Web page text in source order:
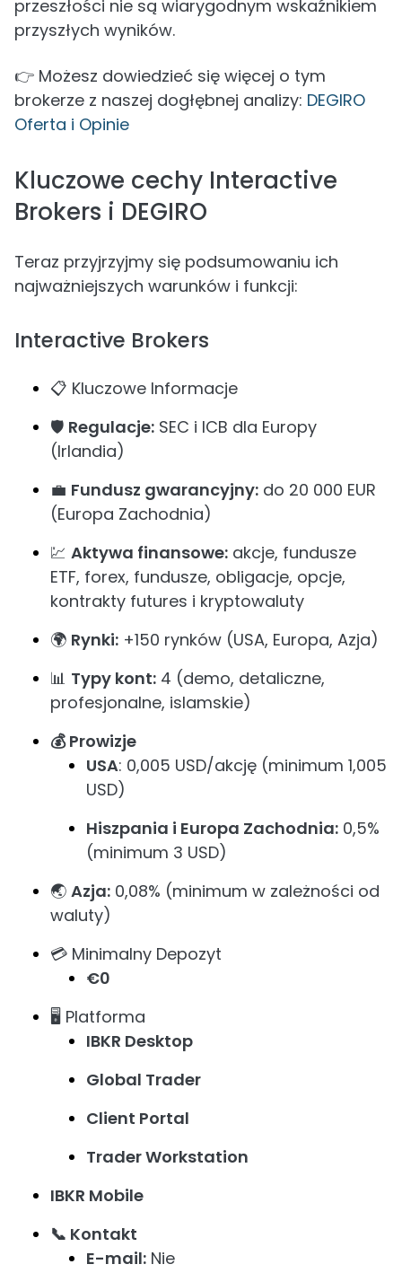
przeszłości nie są wiarygodnym wskaźnikiem
przyszłych wyników.
👉 Możesz dowiedzieć się więcej o tym
brokerze z naszej dogłębnej analizy: DEGIRO
Oferta i Opinie
Kluczowe cechy Interactive
Brokers i DEGIRO
Teraz przyjrzyjmy się podsumowaniu ich
najważniejszych warunków i funkcji:
Interactive Brokers
📋 Kluczowe Informacje
🛡️ Regulacje: SEC i ICB dla Europy
(Irlandia)
💼 Fundusz gwarancyjny: do 20 000 EUR
(Europa Zachodnia)
💹 Aktywa finansowe: akcje, fundusze
ETF, forex, fundusze, obligacje, opcje,
kontrakty futures i kryptowaluty
🌍 Rynki: +150 rynków (USA, Europa, Azja)
📊 Typy kont: 4 (demo, detaliczne,
profesjonalne, islamskie)
💰 Prowizje
USA: 0,005 USD/akcję (minimum 1,005
USD)
Hiszpania i Europa Zachodnia: 0,5%
(minimum 3 USD)
🌏 Azja: 0,08% (minimum w zależności od
waluty)
💳 Minimalny Depozyt
€0
🖥️ Platforma
IBKR Desktop
Global Trader
Client Portal
Trader Workstation
IBKR Mobile
📞 Kontakt
E-mail: Nie